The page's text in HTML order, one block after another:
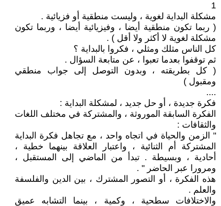
1
مشكلة البداية لغوية ، وليست منطقية أو فزيائية .
( ربما تكون منطقية أيضا ، وفيزيائية أيضا ، وربما تكون
مشكلة لغوية لا أكثر ولا أقل ) .
كل الناس مثلك ومثلي ، فكروا بالبداية ؟
ثم توقفوا بعدما تعبوا ، عن متابعة السؤال .
( كل بطريقته ، وبدون التوصل إلى جواب منطقي
ومقبول )
....
فكرة جديدة ، أو حل جديد ، لمشكلة البداية :
الفكرة السابقة الموروثة ، والمشتركة في مختلف اللغات
والثقافات :
" الزمن والحياة في اتجاه واحد ، مع تجاهل فكرة البداية
المشتركة أم الثنائية ، واعتبار العلاقة بينهما خطية ،
أحادية ، وبسيطة . تبدأ من الماضي إلى المستقبل ،
ومرورا عبر الحاضر " .
هذه الفكرة ، أو التصور المشترك ، بين الدين والفلسفة
والعلم .
والاختلافات سطحية ، وكمية ، بينما التشابه عميق